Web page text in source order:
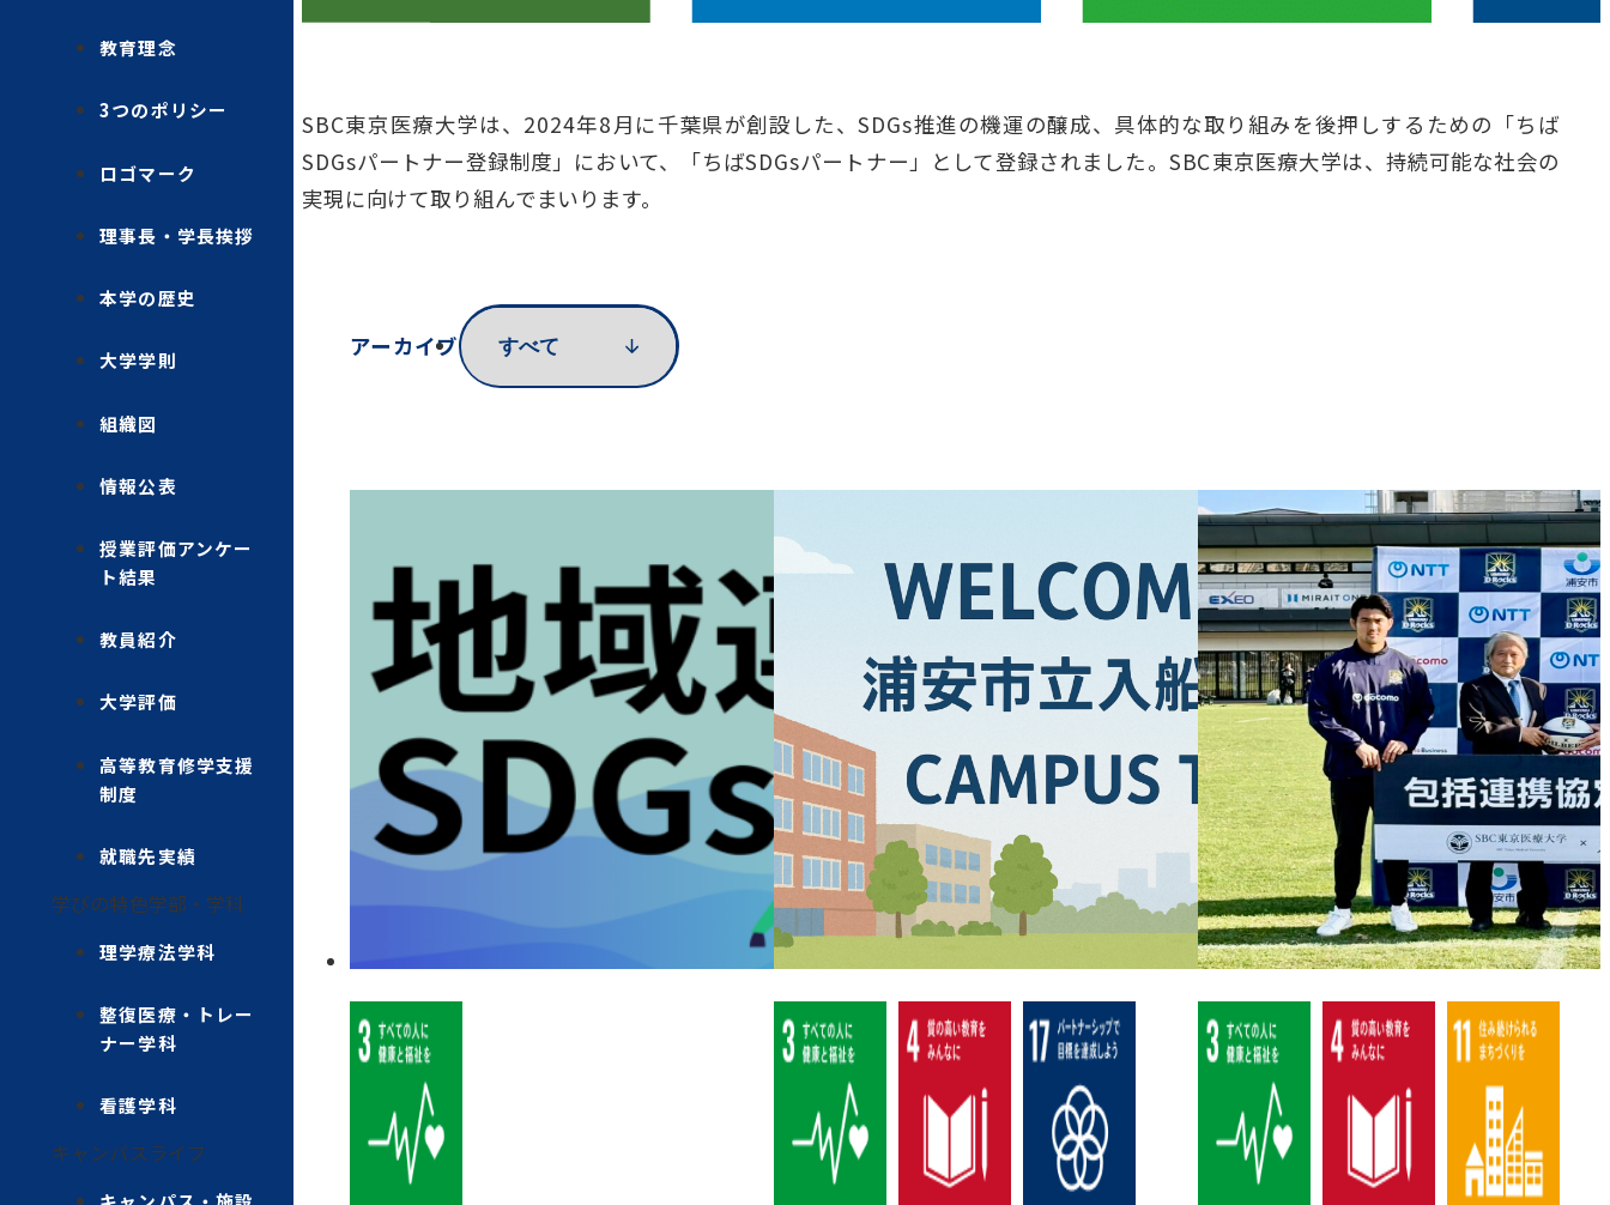
教育理念
3つのポリシー
ロゴマーク
理事長・学長挨拶
本学の歴史
大学学則
組織図
情報公表
授業評価アンケー
ト結果
教員紹介
大学評価
高等教育修学支援
制度
就職先実績
学びの特色学部・学科
理学療法学科
整復医療・トレー
ナー学科
看護学科
キャンパスライフ
SBC東京医療大学は、2024年8月に千葉県が創設した、SDGs推進の機運の醸成、具体的な取り組みを後押しするための「ちば
SDGsパートナー登録制度」において、「ちばSDGsパートナー」として登録されました。SBC東京医療大学は、持続可能な社会の
実現に向けて取り組んでまいります。
アーカイブ